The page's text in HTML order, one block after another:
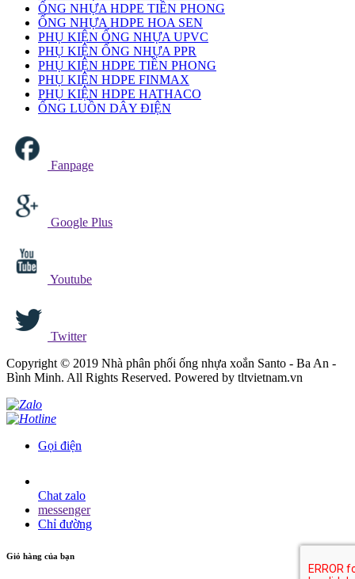
ỐNG NHỰA HDPE TIỀN PHONG
ỐNG NHỰA HDPE HOA SEN
PHỤ KIỆN ỐNG NHỰA UPVC
PHỤ KIỆN ỐNG NHỰA PPR
PHỤ KIỆN HDPE TIỀN PHONG
PHỤ KIỆN HDPE FINMAX
PHỤ KIỆN HDPE HATHACO
ỐNG LUỒN DÂY ĐIỆN
Fanpage
Google Plus
Youtube
Twitter
Copyright © 2019 Nhà phân phối ống nhựa xoắn Santo - Ba An -
Bình Minh. All Rights Reserved. Powered by tltvietnam.vn
Gọi điện
Chat zalo
messenger
Chỉ đường
Giỏ hàng của bạn